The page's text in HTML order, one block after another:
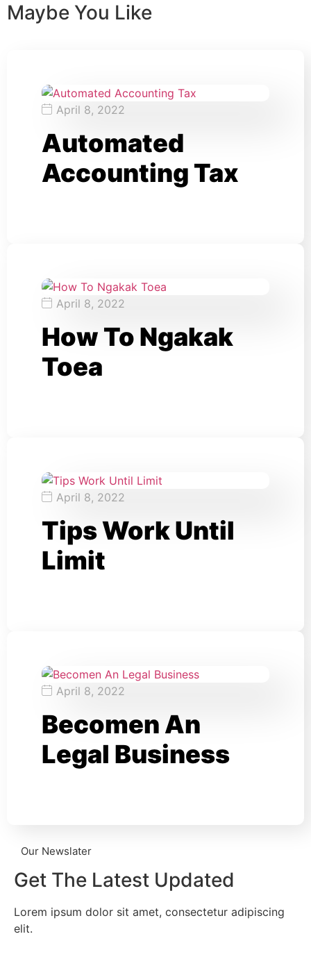
Maybe You Like
April 8, 2022
Automated
Accounting Tax
April 8, 2022
How To Ngakak
Toea
April 8, 2022
Tips Work Until
Limit
April 8, 2022
Becomen An
Legal Business
Our Newslater
Get The Latest Updated
Lorem ipsum dolor sit amet, consectetur adipiscing
elit.